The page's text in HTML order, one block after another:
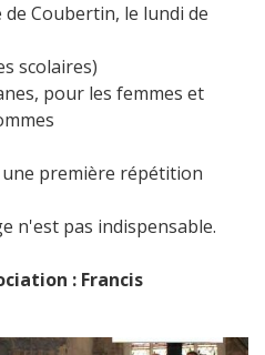
Coubertin, le lundi de
scolaires)
pour les femmes et
première répétition
n'est pas indispensable.
: Francis